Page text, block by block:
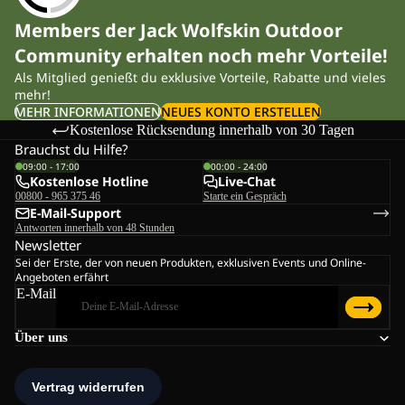
Members der Jack Wolfskin Outdoor
Community erhalten noch mehr Vorteile!
Als Mitglied genießt du exklusive Vorteile, Rabatte und vieles
mehr!
MEHR INFORMATIONENNEUES KONTO ERSTELLEN
Kostenlose Rücksendung innerhalb von 30 Tagen
Über uns
Brauchst du Hilfe?
09:00 - 17:00
Kostenlose Hotline
00800 - 965 375 46
00:00 - 24:00
Live-Chat
Starte ein Gespräch
E-Mail-Support
Antworten innerhalb von 48 Stunden
Newsletter
Sei der Erste, der von neuen Produkten, exklusiven Events und Online-
Angeboten erfährt
E-Mail